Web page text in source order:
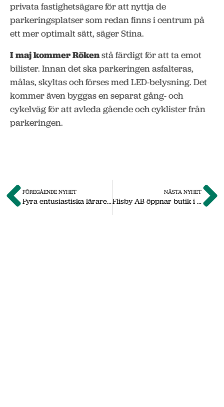
privata fastighetsägare för att nyttja de
parkeringsplatser som redan finns i centrum på
ett mer optimalt sätt, säger Stina.
I maj kommer Rökenstå färdigt för att ta emot
bilister. Innan det ska parkeringen asfalteras,
målas, skyltas och förses med LED-belysning. Det
kommer även byggas en separat gång- och
cykelväg för att avleda gående och cyklister från
parkeringen.
FÖREGÅENDE NYHET
Fyra entusiastiska lärare skriver matteböcker
NÄSTA NYHET
Flisby AB öppnar butik i Halmstad